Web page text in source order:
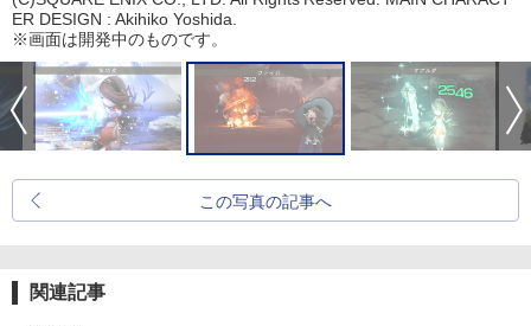
ER DESIGN : Akihiko Yoshida.
※画面は開発中のものです。
この写真の記事へ
関連記事